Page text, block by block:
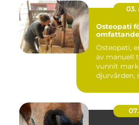
03.
Osteopati
Osteopati,
av manuell
vunnit
djurvården,